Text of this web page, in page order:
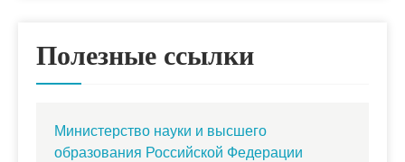
Полезные ссылки
Министерство науки и высшего
образования Российской Федерации